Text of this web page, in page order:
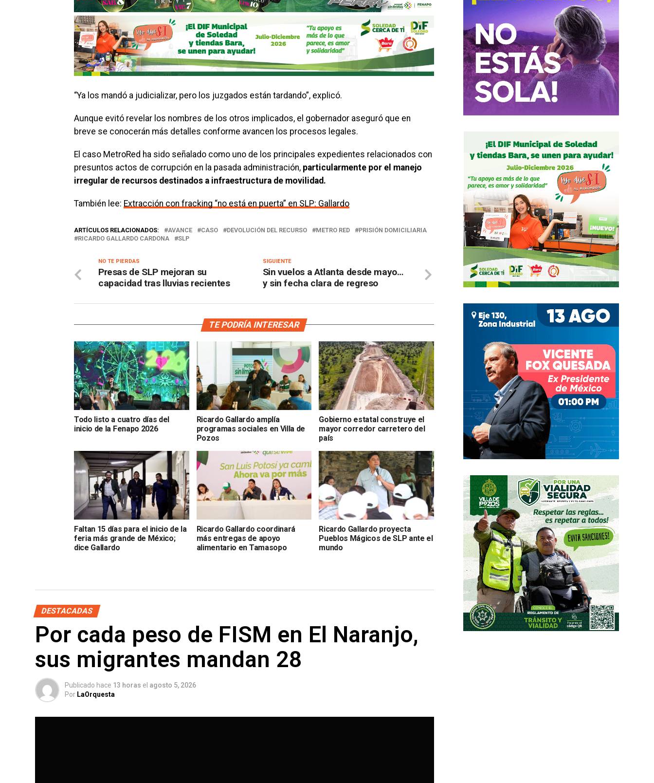
“Ya los mandó a judicializar, pero los juzgados están tardando”, explicó.
Aunque evitó revelar los nombres de los otros implicados, el gobernador aseguró que en
breve se conocerán más detalles conforme avancen los procesos legales.
El caso MetroRed ha sido señalado como uno de los principales expedientes relacionados con
presuntos actos de corrupción en la pasada administración, particularmente por el manejo
irregular de recursos destinados a infraestructura de movilidad.
También lee: Extracción con fracking “no está en puerta” en SLP: Gallardo
ARTÍCULOS RELACIONADOS: AVANCE CASO DEVOLUCIÓN DEL RECURSO METRO RED
PRISIÓN DOMICILIARIA
RICARDO GALLARDO CARDONA
SLP
SIGUIENTE
Sin vuelos a Atlanta desde mayo…
y sin fecha clara de regreso
NO TE PIERDAS
Presas de SLP mejoran su
capacidad tras lluvias recientes
TE PODRÍA INTERESAR
Todo listo a cuatro días del
inicio de la Fenapo 2026
Ricardo Gallardo amplía
programas sociales en Villa de
Pozos
Gobierno estatal construye el
mayor corredor carretero del
país
Faltan 15 días para el inicio de la
feria más grande de México;
dice Gallardo
Ricardo Gallardo coordinará
más entregas de apoyo
alimentario en Tamasopo
Ricardo Gallardo proyecta
Pueblos Mágicos de SLP ante el
mundo
DESTACADAS
Por cada peso de FISM en El Naranjo,
sus migrantes mandan 28
Publicado hace 13 horas el agosto 5, 2026
Por LaOrquesta